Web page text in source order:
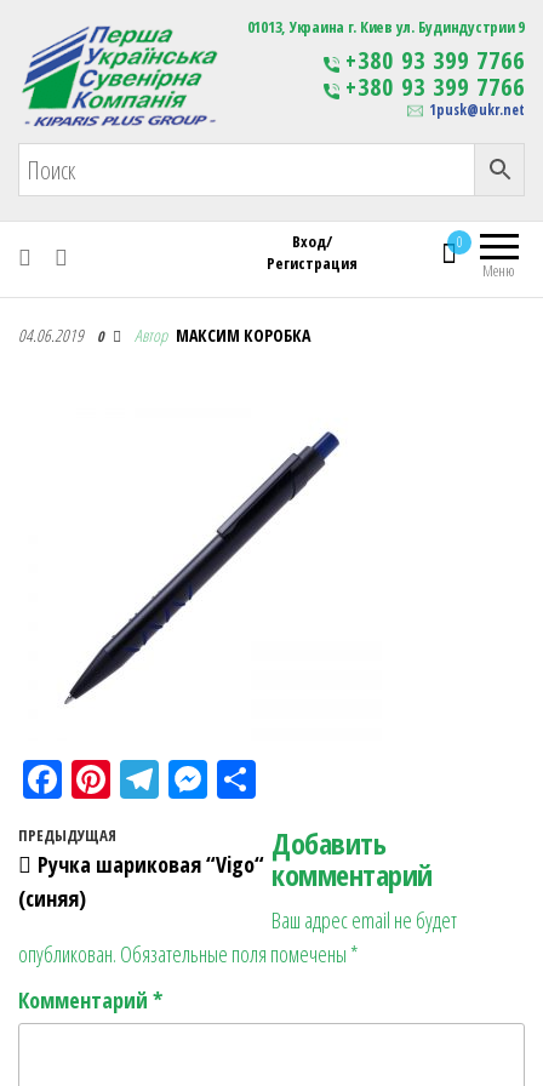
Первая Украинская Сувенирная Компания Изготовление
сувенирной продукции
с логотипом
01013, Украина г. Киев ул. Будиндустрии 9
+380 93 399 7766
+380 93 399 7766
1pusk@ukr.net
Меню
0
Вход/
Регистрация
Первая Украинская Сувенирная Компания
04.06.2019 0 Автор МАКСИМ КОРОБКА
Fa
ce
bo
ok
Pi
nt
er
es
t
Te
gr
M
se
r
ра
в
ит
ь
Навигация по записям
Предыдущая запись
ПРЕДЫДУЩАЯ
Ручка шариковая “Vigo“
(синяя)
Добавить
комментарий
Ваш адрес email не будет
опубликован. Обязательные поля помечены *
Комментарий *